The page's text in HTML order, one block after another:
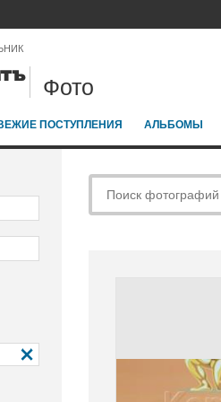
Фото
ПОСТУПЛЕНИЯ АЛЬБОМЫ